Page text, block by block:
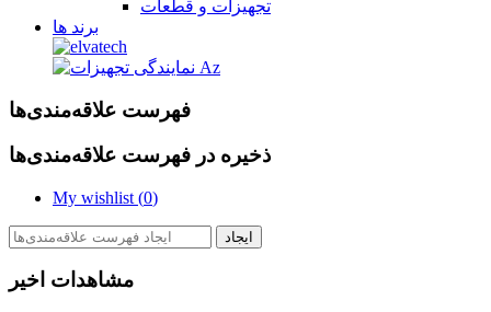
تجهیزات و قطعات
برند ها
فهرست علاقه‌مندی‌ها
ذخیره در فهرست علاقه‌مندی‌ها
My wishlist (0)
ایجاد
مشاهدات اخیر